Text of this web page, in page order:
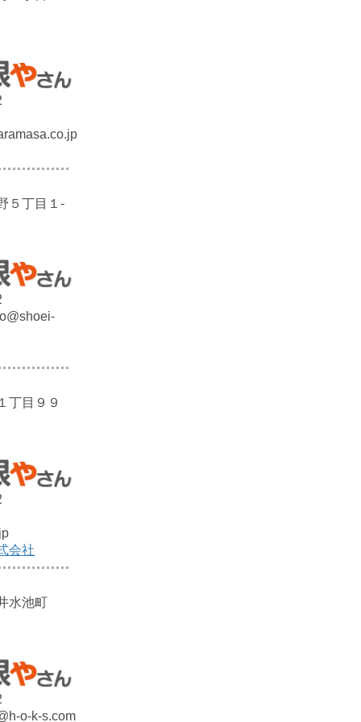
５丁目１-
丁目９９
会社
水池町
o-k-s.com